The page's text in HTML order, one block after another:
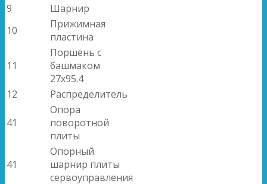
9
Шарнир
10
Прижимная
пластина
11
Поршень с
башмаком
27x95.4
12
Распределитель
41
Опора
поворотной
плиты
41
Опорный
шарнир плиты
сервоуправления